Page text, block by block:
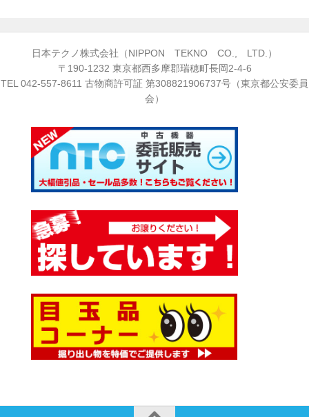
日本テクノ株式会社（NIPPON TEKNO CO., LTD.）
〒190-1232 東京都西多摩郡瑞穂町長岡2-4-6
TEL 042-557-8611 古物商許可証 第308821906737号（東京都公安委員
会）